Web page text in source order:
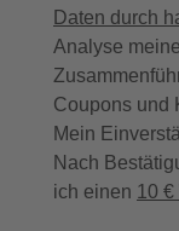
Daten durch
Analyse
Coupons und
Mein
Nach
ich einen 10